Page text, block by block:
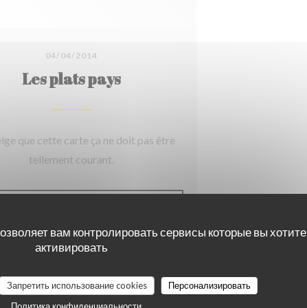
вам контролировать сервисы которые вы хотите
активировать
Запретить использование cookies
Персонализировать
04/04/2014
Les plats pays
que cette carte ça ne doit pas être
tellement courant.